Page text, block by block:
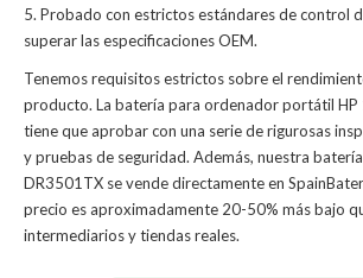
5. Probado con estrictos estándares de control
superar las especificaciones OEM.
Tenemos requisitos estrictos sobre el
producto. La batería para ordenador portátil HP
tiene que aprobar con una serie de rigurosas
y pruebas de seguridad. Además, nuestra
DR3501TX se vende directamente en
precio es aproximadamente 20-50% más bajo
intermediarios y tiendas reales.